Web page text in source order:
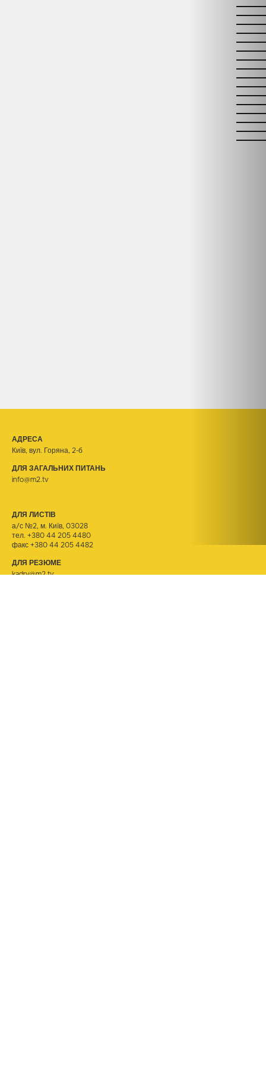
АДРЕСА
Київ, вул. Горяна, 2-б
ДЛЯ ЗАГАЛЬНИХ ПИТАНЬ
info@m2.tv
ДЛЯ ЛИСТІВ
а/с №2, м. Київ, 03028
тел. +380 44 205 4480
факс +380 44 205 4482
ДЛЯ РЕЗЮМЕ
kadry@m2.tv